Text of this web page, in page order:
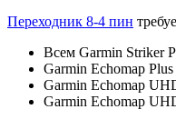
Переходник 8-4 пин
Всем Garmin Striker
Garmin Echomap
Garmin Echomap
Garmin Echomap